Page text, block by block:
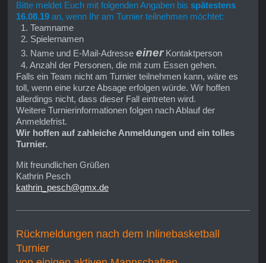
Bitte meldet Euch mit folgenden Angaben bis spätestens
16.08.19an, wenn Ihr am Turnier teilnehmen möchtet:
1. Teamname
2. Spielernamen
3. Name und E-Mail-Adresse einer Kontaktperson
4. Anzahl der Personen, die mit zum Essen gehen.
Falls ein Team nicht am Turnier teilnehmen kann, wäre es
toll, wenn eine kurze Absage erfolgen würde. Wir hoffen
allerdings nicht, dass dieser Fall eintreten wird.
Weitere Turnierinformationen folgen nach Ablauf der
Anmeldefrist.
Wir hoffen auf zahleiche Anmeldungen und ein tolles
Turnier.
Mit freundlichen Grüßen
Kathrin Pesch
kathrin_pesch@gmx.de
Rückmeldungen nach dem Inlinebasketball
Turnier